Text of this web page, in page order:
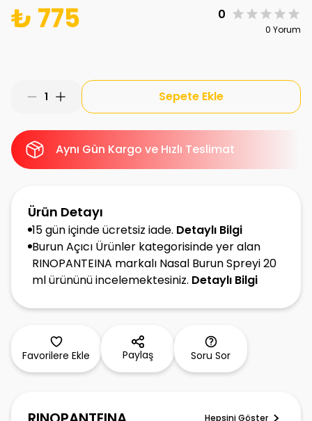
₺ 775 0
0 Yorum
1 Sepete Ekle
Aynı Gün Kargo ve Hızlı Teslimat
Ürün Detayı
15 gün içinde ücretsiz iade. Detaylı Bilgi
Burun Açıcı Ürünler kategorisinde yer alan
RINOPANTEINA markalı Nasal Burun Spreyi 20
ml ürününü incelemektesiniz. Detaylı Bilgi
Favorilere Ekle Paylaş Soru Sor
Hepsini Göster